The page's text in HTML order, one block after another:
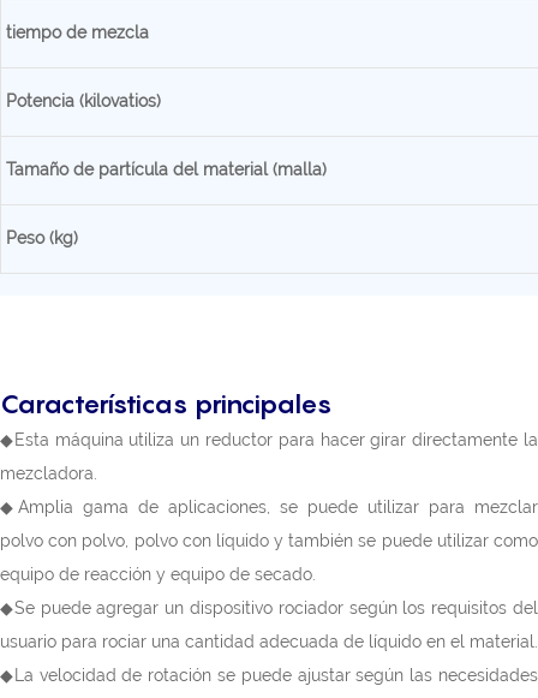
tiempo de mezcla
Potencia (kilovatios)
Tamaño de partícula del material (malla)
Peso (kg)
Características principales
◆Esta máquina utiliza un reductor para hacer girar directamente la
mezcladora.
◆Amplia gama de aplicaciones, se puede utilizar para mezclar
polvo con polvo, polvo con líquido y también se puede utilizar como
equipo de reacción y equipo de secado.
◆Se puede agregar un dispositivo rociador según los requisitos del
usuario para rociar una cantidad adecuada de líquido en el material.
◆La velocidad de rotación se puede ajustar según las necesidades